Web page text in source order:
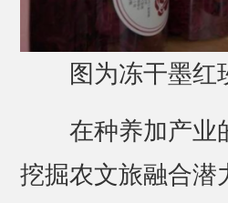
图为冻干墨红
在种养加产业
挖掘农文旅融合潜